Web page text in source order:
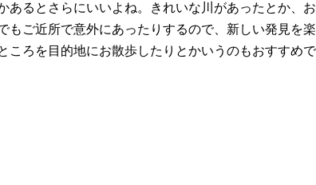
あるとさらにいいよね。きれいな川があったとか、
もご近所で意外にあったりするので、新しい発見を
ころを目的地にお散歩したりとかいうのもおすすめで